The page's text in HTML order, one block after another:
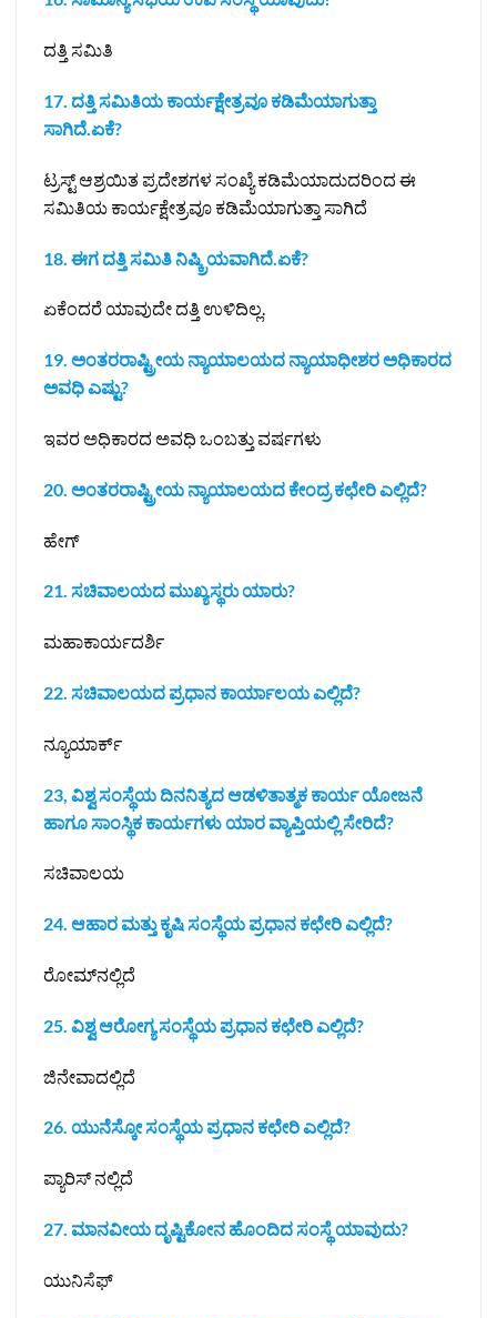
ದತ್ತಿ ಸಮಿತಿ
17. ದತ್ತಿ ಸಮಿತಿಯ ಕಾರ್ಯಕ್ಷೇತ್ರವೂ ಕಡಿಮೆಯಾಗುತ್ತಾ
ಸಾಗಿದೆ.ಏಕೆ?
ಟ್ರಸ್ಟ್ ಆಶ್ರಯಿತ ಪ್ರದೇಶಗಳ ಸಂಖ್ಯೆ ಕಡಿಮೆಯಾದುದರಿಂದ ಈ
ಸಮಿತಿಯ ಕಾರ್ಯಕ್ಷೇತ್ರವೂ ಕಡಿಮೆಯಾಗುತ್ತಾ ಸಾಗಿದೆ
18. ಈಗ ದತ್ತಿ ಸಮಿತಿ ನಿಷ್ಕ್ರಿಯವಾಗಿದೆ.ಏಕೆ?
ಏಕೆಂದರೆ ಯಾವುದೇ ದತ್ತಿ ಉಳಿದಿಲ್ಲ.
19. ಅಂತರರಾಷ್ಟ್ರೀಯ ನ್ಯಾಯಾಲಯದ ನ್ಯಾಯಾಧೀಶರ ಅಧಿಕಾರದ
ಅವಧಿ ಎಷ್ಟು?
ಇವರ ಅಧಿಕಾರದ ಅವಧಿ ಒಂಬತ್ತು ವರ್ಷಗಳು
20. ಅಂತರರಾಷ್ಟ್ರೀಯ ನ್ಯಾಯಾಲಯದ ಕೇಂದ್ರ ಕಛೇರಿ ಎಲ್ಲಿದೆ?
ಹೇಗ್
21. ಸಚಿವಾಲಯದ ಮುಖ್ಯಸ್ಥರು ಯಾರು?
ಮಹಾಕಾರ್ಯದರ್ಶಿ
22. ಸಚಿವಾಲಯದ ಪ್ರಧಾನ ಕಾರ್ಯಾಲಯ ಎಲ್ಲಿದೆ?
ನ್ಯೂಯಾರ್ಕ್
23, ವಿಶ್ವ ಸಂಸ್ಥೆಯ ದಿನನಿತ್ಯದ ಆಡಳಿತಾತ್ಮಕ ಕಾರ್ಯ ಯೋಜನೆ
ಹಾಗೂ ಸಾಂಸ್ಥಿಕ ಕಾರ್ಯಗಳು ಯಾರ ವ್ಯಾಪ್ತಿಯಲ್ಲಿ ಸೇರಿದೆ?
ಸಚಿವಾಲಯ
24. ಆಹಾರ ಮತ್ತು ಕೃಷಿ ಸಂಸ್ಥೆಯ ಪ್ರಧಾನ ಕಛೇರಿ ಎಲ್ಲಿದೆ?
ರೋಮ್‌ನಲ್ಲಿದೆ
25. ವಿಶ್ವ ಆರೋಗ್ಯ ಸಂಸ್ಥೆಯ ಪ್ರಧಾನ ಕಛೇರಿ ಎಲ್ಲಿದೆ?
ಜಿನೇವಾದಲ್ಲಿದೆ
26. ಯುನೆಸ್ಕೋ ಸಂಸ್ಥೆಯ ಪ್ರಧಾನ ಕಛೇರಿ ಎಲ್ಲಿದೆ?
ಪ್ಯಾರಿಸ್ ನಲ್ಲಿದೆ
27. ಮಾನವೀಯ ದೃಷ್ಟಿಕೋನ ಹೊಂದಿದ ಸಂಸ್ಥೆ ಯಾವುದು?
ಯುನಿಸೆಫ್